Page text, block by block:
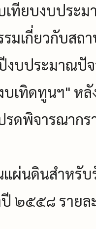
เทียบงบประ
มเกี่ยวกับสถ
บประมาณปั
บเทิดทูนฯ" ห
รดพิจารณากร
ผ่นดินสำหรับ
๒๕๕๘ รายล